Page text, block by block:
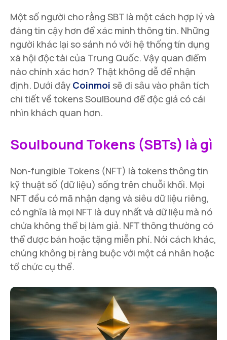
Một số người cho rằng SBT là một cách hợp lý và
đáng tin cậy hơn để xác minh thông tin. Những
người khác lại so sánh nó với hệ thống tín dụng
xã hội độc tài của Trung Quốc. Vậy quan điểm
nào chính xác hơn? Thật không dễ để nhận
định. Dưới đây Coinmoi sẽ đi sâu vào phân tích
chi tiết về tokens SoulBound để độc giả có cái
nhìn khách quan hơn.
Soulbound Tokens (SBTs) là gì
Non-fungible Tokens (NFT) là tokens thông tin
kỹ thuật số (dữ liệu) sống trên chuỗi khối. Mọi
NFT đều có mã nhận dạng và siêu dữ liệu riêng,
có nghĩa là mọi NFT là duy nhất và dữ liệu mà nó
chứa không thể bị làm giả. NFT thông thường có
thể được bán hoặc tặng miễn phí. Nói cách khác,
chúng không bị ràng buộc với một cá nhân hoặc
tổ chức cụ thể.